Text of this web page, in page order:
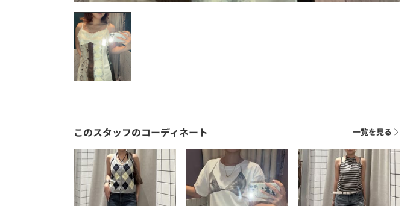
このスタッフのコーディネート 一覧を見る